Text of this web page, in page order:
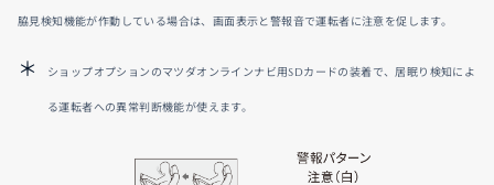
脇見検知機能が作動している場合は、画面表示と警報音で運転者に注意を促します。
ショップオプションのマツダオンラインナビ用SDカードの装着で、居眠り検知によ
る運転者への異常判断機能が使えます。